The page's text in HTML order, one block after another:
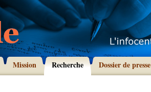
Mission Recherche Dossier de presse